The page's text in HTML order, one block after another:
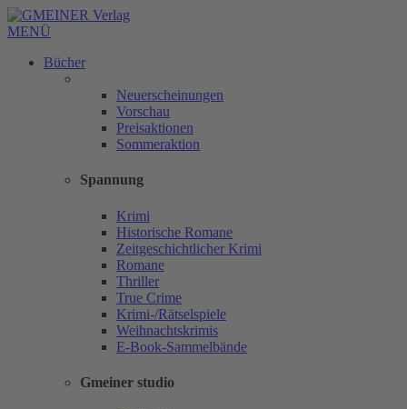
MENÜ
Bücher
Neuerscheinungen
Vorschau
Preisaktionen
Sommeraktion
Spannung
Krimi
Historische Romane
Zeitgeschichtlicher Krimi
Romane
Thriller
True Crime
Krimi-/Rätselspiele
Weihnachtskrimis
E-Book-Sammelbände
Gmeiner studio